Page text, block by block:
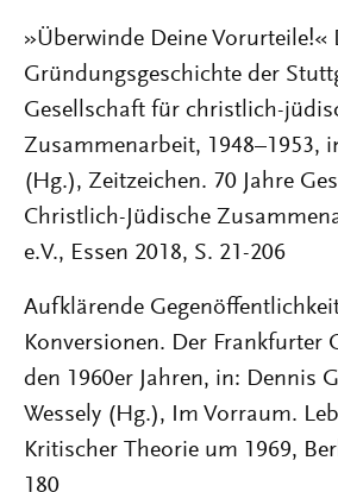
»Überwinde Deine Vorurteile!«
Gründungsgeschichte der
Gesellschaft für christlich-
Zusammenarbeit, 1948–1953,
(Hg.), Zeitzeichen. 70 Jahre
Christlich-Jüdische
e.V., Essen 2018, S. 21-206
Aufklärende
Konversionen. Der Frankfurter
den 1960er Jahren, in: Dennis
Wessely (Hg.), Im Vorraum.
Kritischer Theorie um 1969,
180